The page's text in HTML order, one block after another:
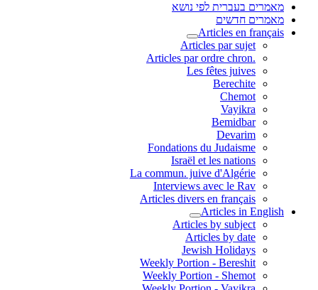
מאמרים בעברית לפי נושא
מאמרים חדשים
Articles en français
Articles par sujet
.Articles par ordre chron
Les fêtes juives
Berechite
Chemot
Vayikra
Bemidbar
Devarim
Fondations du Judaisme
Israël et les nations
La commun. juive d'Algérie
Interviews avec le Rav
Articles divers en français
Articles in English
Articles by subject
Articles by date
Jewish Holidays
Weekly Portion - Bereshit
Weekly Portion - Shemot